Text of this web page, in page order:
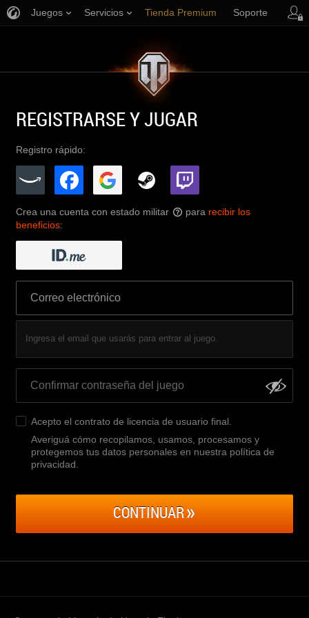
Juegos Servicios Tienda Premium Soporte
REGISTRARSE Y JUGAR
Registro rápido:
Crea una cuenta con estado militar ? para recibir los
beneficios:
Ingresa el email que usarás para entrar al juego.
Acepto el contrato de licencia de usuario final
Averiguá cómo recopilamos, usamos, procesamos y
protegemos tus datos personales en nuestra política de
privacidad
CONTINUAR